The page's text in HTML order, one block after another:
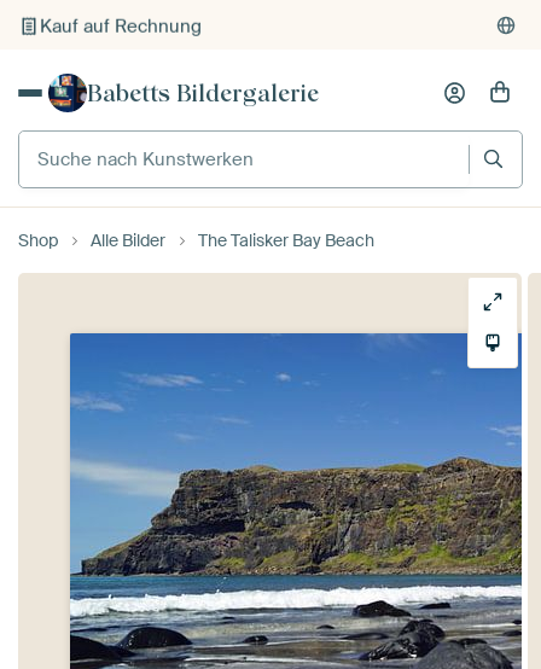
Kauf auf Rechnung
Individueller Druck auf Bestellung
Babetts Bildergalerie
Suche nach Kunstwerken
Shop Alle Bilder The Talisker Bay Beach